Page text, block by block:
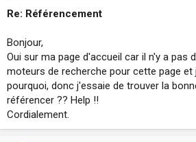
Re: Référencement
Bonjour,
Oui sur ma page d'accueil car il n'y a pas
moteurs de recherche pour cette page et
pourquoi, donc j'essaie de trouver la
référencer ?? Help !!
Cordialement.